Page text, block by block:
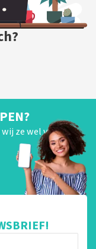
ze wel van je!